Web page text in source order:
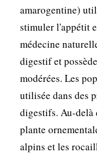
amarogentine)
stimuler l'appétit
médecine
digestif et
modérées. Les
utilisée dans des
digestifs. Au-delà
plante
alpins et les